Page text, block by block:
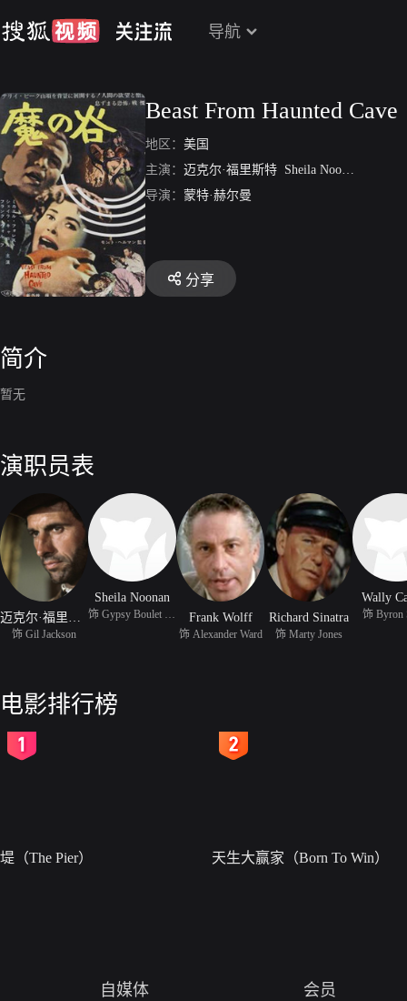
导航
Beast From Haunted Cave
地区： 美国
主演： 迈克尔·福里斯特 Sheila Noonan
导演： 蒙特·赫尔曼
分享
简介
暂无
演职员表
饰 Gil Jackson
Sheila Noonan
饰 Gypsy Boulet (as She Frank Wolff
饰 Alexander Ward
Richard Sinatra
饰 Marty Jones
Wally
饰 Byron
电影排行榜
堤（The Pier） 天生大赢家（Born To Win）
自媒体 会员